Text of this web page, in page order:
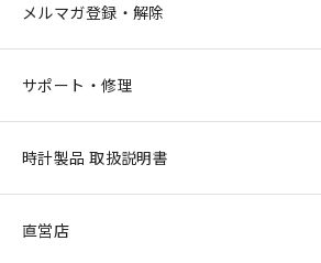
メルマガ登録・解除
サポート・修理
時計製品 取扱説明書
直営店